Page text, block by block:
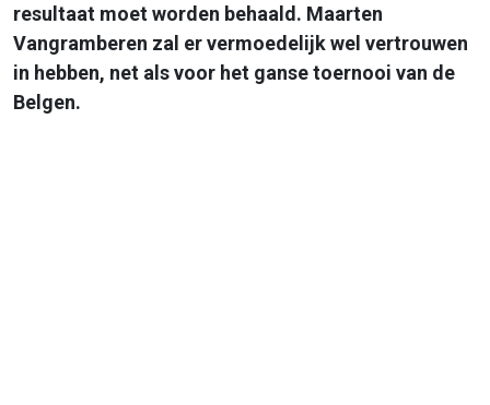
resultaat moet worden behaald. Maarten
Vangramberen zal er vermoedelijk wel vertrouwen
in hebben, net als voor het ganse toernooi van de
Belgen.